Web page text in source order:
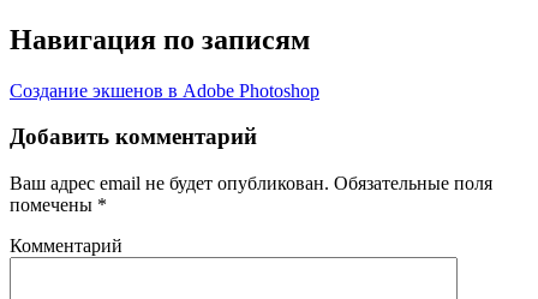
Навигация по записям
Создание экшенов в Adobe Photoshop
Добавить комментарий
Ваш адрес email не будет опубликован. Обязательные поля
помечены *
Комментарий